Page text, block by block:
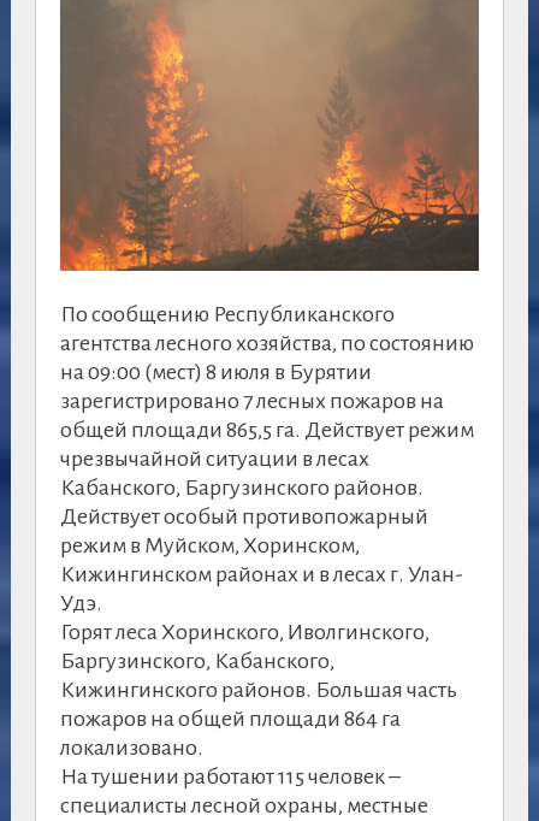
По сообщению Республиканского
агентства лесного хозяйства, по состоянию
на 09:00 (мест) 8 июля в Бурятии
зарегистрировано 7 лесных пожаров на
общей площади 865,5 га. Действует режим
чрезвычайной ситуации в лесах
Кабанского, Баргузинского районов.
Действует особый противопожарный
режим в Муйском, Хоринском,
Кижингинском районах и в лесах г. Улан-
Удэ.
Горят леса Хоринского, Иволгинского,
Баргузинского, Кабанского,
Кижингинского районов. Большая часть
пожаров на общей площади 864 га
локализовано.
На тушении работают 115 человек –
специалисты лесной охраны, местные